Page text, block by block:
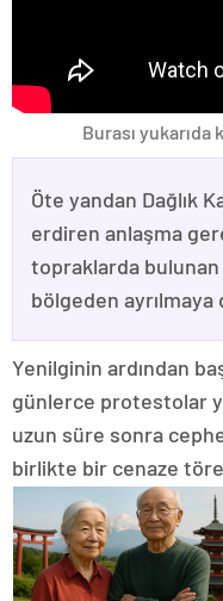
Burası
Öte yandan Dağlık
erdiren anlaşma
topraklarda
bölgeden ayrılmaya
Yenilginin ardından
günlerce protestolar
uzun süre sonra
birlikte bir cenaze